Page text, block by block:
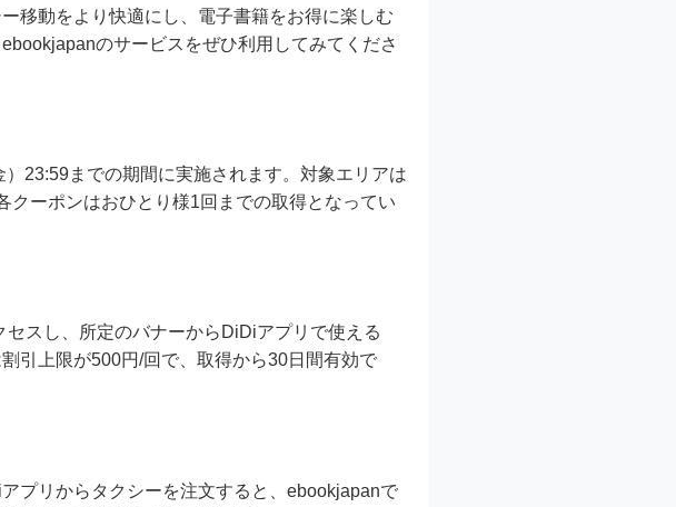
移動をより快適にし、電子書籍をお得に楽しむ
のサービスをぜひ利用してみてくださ
23:59までの期間に実施されます。対象エリアは
ーポンはおひとり様1回までの取得となってい
スし、所定のバナーからDiDiアプリで使える
引上限が500円/回で、取得から30日間有効で
プリからタクシーを注文すると、ebookjapanで